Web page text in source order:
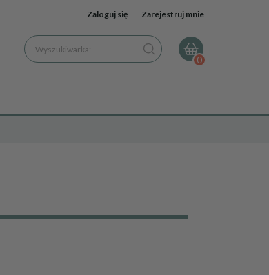
Zaloguj się Zarejestruj mnie
Wyszukiwarka:
0